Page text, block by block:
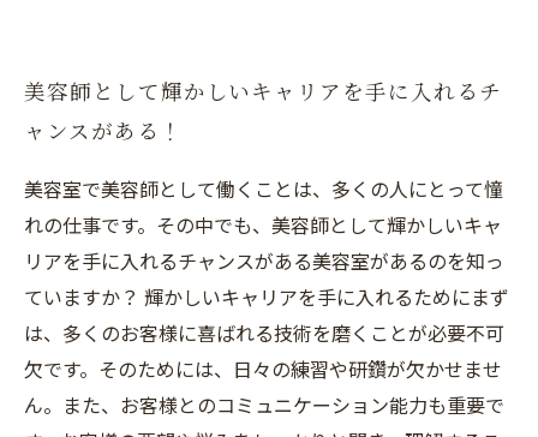
美容師として輝かしいキャリアを手に入れるチ
ャンスがある！
美容室で美容師として働くことは、多くの人にとって憧
れの仕事です。その中でも、美容師として輝かしいキャ
リアを手に入れるチャンスがある美容室があるのを知っ
ていますか？ 輝かしいキャリアを手に入れるためにまず
は、多くのお客様に喜ばれる技術を磨くことが必要不可
欠です。そのためには、日々の練習や研鑽が欠かせませ
ん。また、お客様とのコミュニケーション能力も重要で